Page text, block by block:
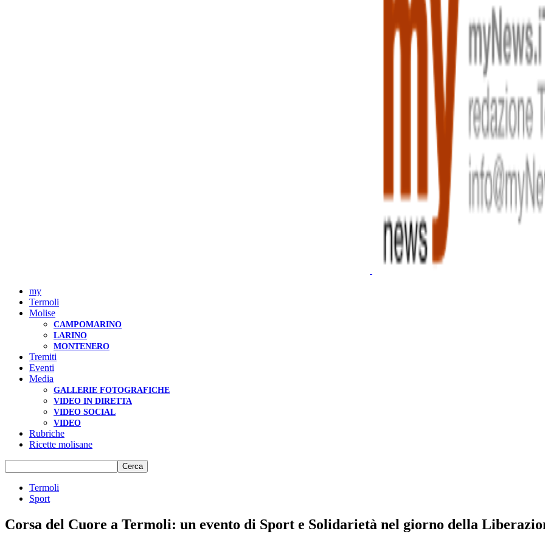
my
Termoli
Molise
CAMPOMARINO
LARINO
MONTENERO
Tremiti
Eventi
Media
GALLERIE FOTOGRAFICHE
VIDEO IN DIRETTA
VIDEO SOCIAL
VIDEO
Rubriche
Ricette molisane
Termoli
Sport
Corsa del Cuore a Termoli: un evento di Sport e Solidarietà nel giorno della